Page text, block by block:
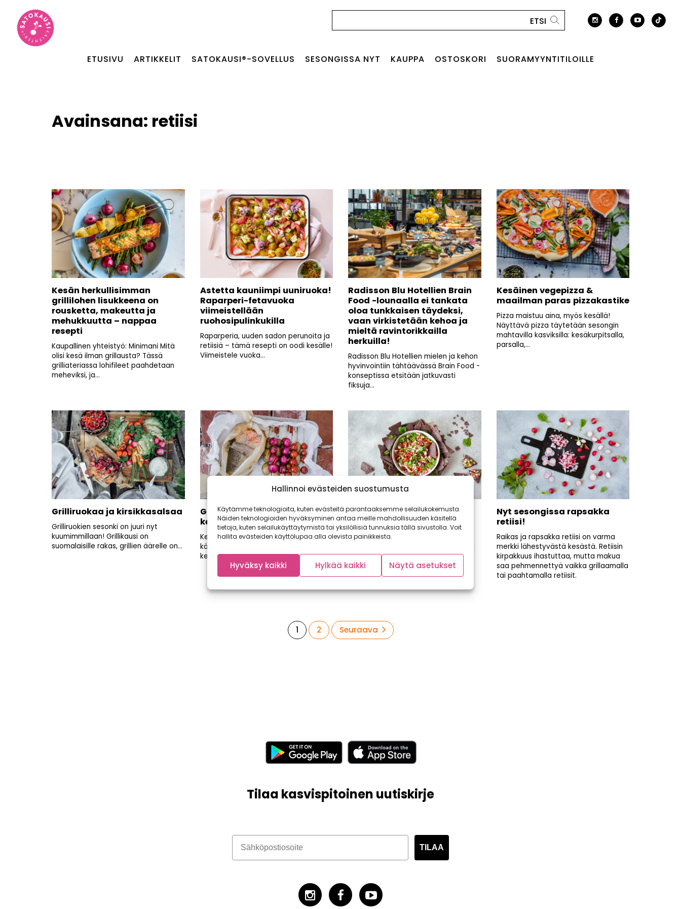
Hallinnoi evästeiden suostumusta
Käytämme teknologioita, kuten evästeitä parantaaksemme selailukokemusta.
Näiden teknologioiden hyväksyminen antaa meille mahdollisuuden käsitellä
tietoja, kuten selailukäyttäytymistä tai yksilöllisiä tunnuksia tällä sivustolla. Voit
hallita evästeiden käyttölupaa alla olevista painikkeista.
Hyväksy kaikki Hylkää kaikki Näytä asetukset
ETUSIVU ARTIKKELIT SATOKAUSI®-SOVELLUS SESONGISSA NYT KAUPPA OSTOSKORI SUORAMYYNTITILOILLE
Avainsana: retiisi
Kesän herkullisimman
grillilohen lisukkeena on
rousketta, makeutta ja
mehukkuutta – nappaa
resepti
Kaupallinen yhteistyö: Minimani Mitä
olisi kesä ilman grillausta? Tässä
grilliateriassa lohifileet paahdetaan
meheviksi, ja...
Astetta kauniimpi uuniruoka!
Raparperi-fetavuoka
viimeistellään
ruohosipulinkukilla
Raparperia, uuden sadon perunoita ja
retiisiä – tämä resepti on oodi kesälle!
Viimeistele vuoka...
Radisson Blu Hotellien Brain
Food -lounaalla ei tankata
oloa tunkkaisen täydeksi,
vaan virkistetään kehoa ja
mieltä ravintorikkailla
herkuilla!
Radisson Blu Hotellien mielen ja kehon
hyvinvointiin tähtäävässä Brain Food -
konseptissa etsitään jatkuvasti
fiksuja...
Kesäinen vegepizza &
maailman paras pizzakastike
Pizza maistuu aina, myös kesällä!
Näyttävä pizza täytetään sesongin
mahtavilla kasviksilla: kesäkurpitsalla,
parsalla,...
Grilliruokaa ja kirsikkasalsaa
Grilliruokien sesonki on juuri nyt
kuumimmillaan! Grillikausi on
suomalaisille rakas, grillien äärelle on...
Grillipelti ja muut vinkit
kesäkeittiöön
Kesäkeittiöt on taas puunattu
käyttöön ja grillit viritelty, herkullinen
kesä voi alkaa! Mökkikeittiö...
Helppo ja keväisen värikäs
retiisisalsa
Helppo retiisisalsa syntyy
mainiosti violetista maissista
valmistettujen maissilastujen kanssa
pikkupurtavaksi.
Nyt sesongissa rapsakka
retiisi!
Raikas ja rapsakka retiisi on varma
merkki lähestyvästä kesästä. Retiisin
kirpakkuus ihastuttaa, mutta makua
saa pehmennettyä vaikka grillaamalla
tai paahtamalla retiisit.
Sivu
1 Sivu
2 Seuraava
Tilaa kasvispitoinen uutiskirje
TILAA